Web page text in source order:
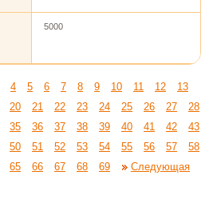
5000
4 5 6 7 8 9 10 11 12
13
20 21 22 23 24 25 26 27
28
35 36 37 38 39 40 41 42
43
50 51 52 53 54 55 56 57
58
65 66 67 68 69 Следующая